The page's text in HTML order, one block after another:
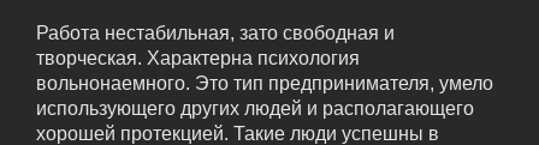
Работа нестабильная, зато свободная и
творческая. Характерна психология
вольнонаемного. Это тип предпринимателя, умело
использующего других людей и располагающего
хорошей протекцией. Такие люди успешны в